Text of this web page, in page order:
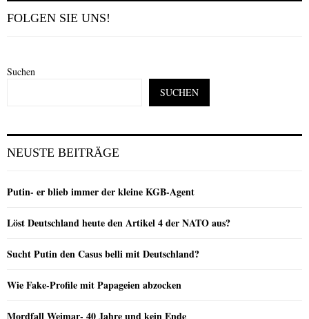
FOLGEN SIE UNS!
Suchen
SUCHEN
NEUSTE BEITRÄGE
Putin- er blieb immer der kleine KGB-Agent
Löst Deutschland heute den Artikel 4 der NATO aus?
Sucht Putin den Casus belli mit Deutschland?
Wie Fake-Profile mit Papageien abzocken